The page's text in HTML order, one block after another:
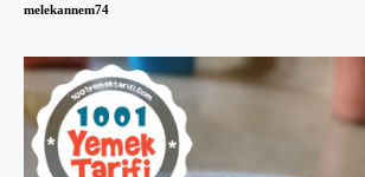
melekannem74